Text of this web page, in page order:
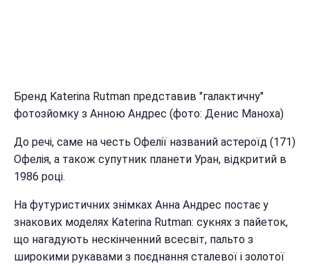
Бренд Katerina Rutman представив "галактичну"
фотозйомку з Анною Андрес (фото: Денис Маноха)
До речі, саме на честь Офелії названий астероїд (171)
Офелія, а також супутник планети Уран, відкритий в
1986 році.
На футуристичних знімках Анна Андрес постає у
знакових моделях Katerina Rutman: сукнях з пайеток,
що нагадують нескінченний всесвіт, пальто з
широкими рукавами з поєднання сталевої і золотої